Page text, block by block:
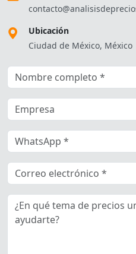
Ubicación
Ciudad de México, México